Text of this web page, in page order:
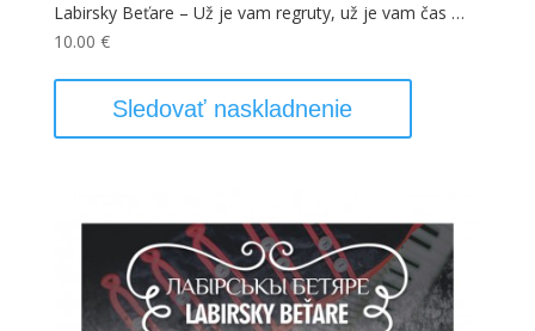
Labirsky Beťare – Už je vam regruty, už je vam čas …
10.00 €
Sledovať naskladnenie